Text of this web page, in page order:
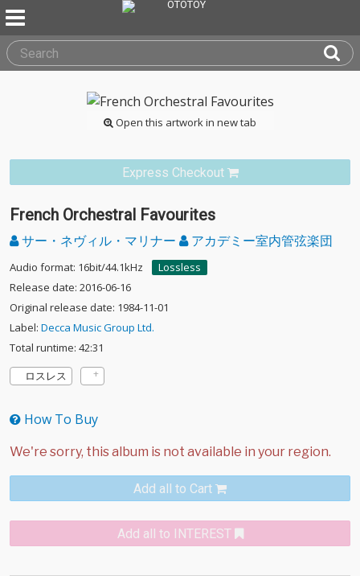
Open this artwork in new tab
Express Checkout
French Orchestral Favourites
サー・ネヴィル・マリナー アカデミー室内管弦楽団
Audio format: 16bit/44.1kHz
Lossless
Release date: 2016-06-16
Original release date: 1984-11-01
Label: Decca Music Group Ltd.
Total runtime: 42:31
ロスレス
How To Buy
Add all to Cart
Add all to INTEREST